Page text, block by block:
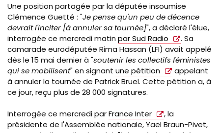
Une position partagée par la députée insoumise
Clémence Guetté : "Je pense qu'un peu de décence
devrait l'inciter [à annuler sa tournée]", a déclaré l'élue,
interrogée ce mercredi matin par Sud Radio
. Sa
camarade eurodéputée Rima Hassan (LFI) avait appelé
dès le 15 mai dernier à "soutenir les collectifs féministes
qui se mobilisent" en signant une pétition
appelant
à annuler la tournée de Patrick Bruel. Cette pétition a, à
ce jour, reçu plus de 28 000 signatures.
Interrogée ce mercredi parFrance Inter
, la
présidente de l'Assemblée nationale, Yaël Braun-Pivet,